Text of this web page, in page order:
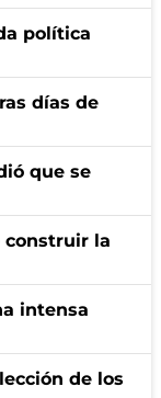
política
días de
que se
construir la
intensa
de los